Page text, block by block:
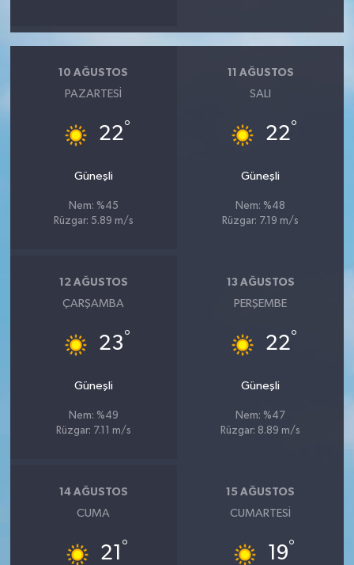
10 AĞUSTOS
PAZARTESI
22°
Güneşli
Nem: %45
Rüzgar: 5.89 m/s
11 AĞUSTOS
SALI
22°
Güneşli
Nem: %48
Rüzgar: 7.19 m/s
12 AĞUSTOS
ÇARŞAMBA
23°
Güneşli
Nem: %49
Rüzgar: 7.11 m/s
13 AĞUSTOS
PERŞEMBE
22°
Güneşli
Nem: %47
Rüzgar: 8.89 m/s
14 AĞUSTOS
CUMA
21 °
15 AĞUSTOS
CUMARTESI
19°